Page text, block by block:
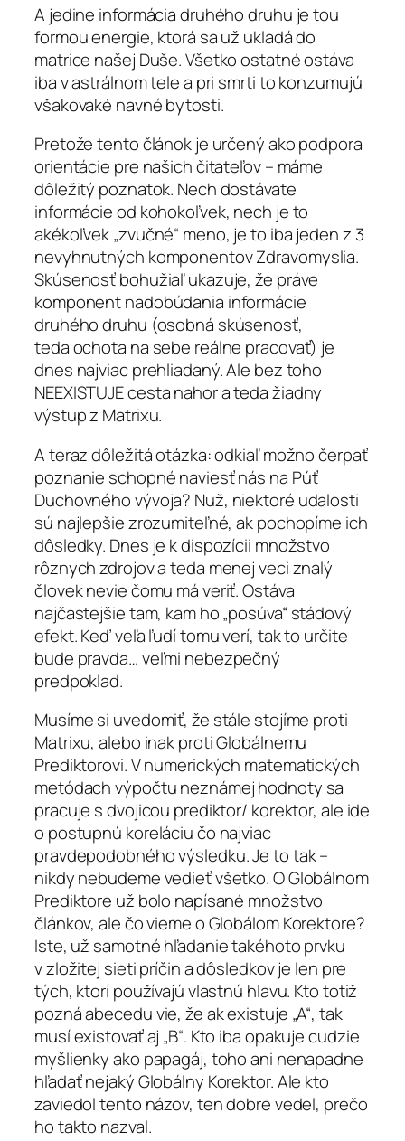
A jedine informácia druhého druhu je tou
formou energie, ktorá sa už ukladá do
matrice našej Duše. Všetko ostatné ostáva
iba v astrálnom tele a pri smrti to konzumujú
všakovaké navné bytosti.
Pretože tento článok je určený ako podpora
orientácie pre našich čitateľov – máme
dôležitý poznatok. Nech dostávate
informácie od kohokoľvek, nech je to
akékoľvek „zvučné“ meno, je to iba jeden z 3
nevyhnutných komponentov Zdravomyslia.
Skúsenosť bohužiaľ ukazuje, že práve
komponent nadobúdania informácie
druhého druhu (osobná skúsenosť,
teda ochota na sebe reálne pracovať) je
dnes najviac prehliadaný. Ale bez toho
NEEXISTUJE cesta nahor a teda žiadny
výstup z Matrixu.
A teraz dôležitá otázka: odkiaľ možno čerpať
poznanie schopné naviesť nás na Púť
Duchovného vývoja? Nuž, niektoré udalosti
sú najlepšie zrozumiteľné, ak pochopíme ich
dôsledky. Dnes je k dispozícii množstvo
rôznych zdrojov a teda menej veci znalý
človek nevie čomu má veriť. Ostáva
najčastejšie tam, kam ho „posúva“ stádový
efekt. Keď veľa ľudí tomu verí, tak to určite
bude pravda… veľmi nebezpečný
predpoklad.
Musíme si uvedomiť, že stále stojíme proti
Matrixu, alebo inak proti Globálnemu
Prediktorovi. V numerických matematických
metódach výpočtu neznámej hodnoty sa
pracuje s dvojicou prediktor/ korektor, ale ide
o postupnú koreláciu čo najviac
pravdepodobného výsledku. Je to tak –
nikdy nebudeme vedieť všetko. O Globálnom
Prediktore už bolo napísané množstvo
článkov, ale čo vieme o Globálom Korektore?
Iste, už samotné hľadanie takéhoto prvku
v zložitej sieti príčin a dôsledkov je len pre
tých, ktorí používajú vlastnú hlavu. Kto totiž
pozná abecedu vie, že ak existuje „A“, tak
musí existovať aj „B“. Kto iba opakuje cudzie
myšlienky ako papagáj, toho ani nenapadne
hľadať nejaký Globálny Korektor. Ale kto
zaviedol tento názov, ten dobre vedel, prečo
ho takto nazval.